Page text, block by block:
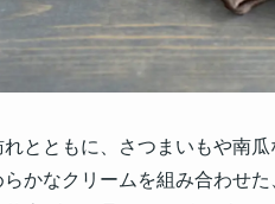
とともに、さつまいもや南
かなクリームを組み合わせ